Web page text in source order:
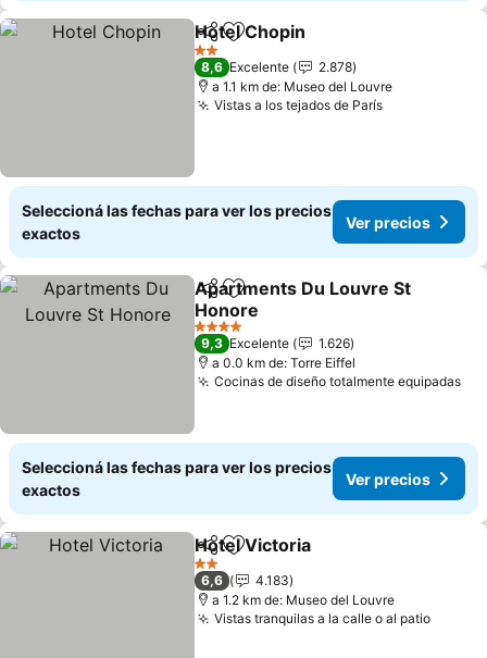
CompartirAñadir a favoritos
Hotel Chopin
2 Estrellas
8,6 Excelente
2.878
a 1.1 km de: Museo del Louvre
Vistas a los tejados de ParísVer precios
Seleccioná las fechas para ver los precios
exactos
Ver precios
CompartirAñadir a favoritos
Apartments Du Louvre St
Honore
Ver precios
4 Estrellas
9,3 Excelente
1.626
a 0.0 km de: Torre Eiffel
Cocinas de diseño totalmente equipadas
Seleccioná las fechas para ver los precios
exactos
Ver precios
CompartirAñadir a favoritos
Hotel Victoria
2 Estrellas
6,6
4.183
a 1.2 km de: Museo del Louvre
Vistas tranquilas a la calle o al patioVer